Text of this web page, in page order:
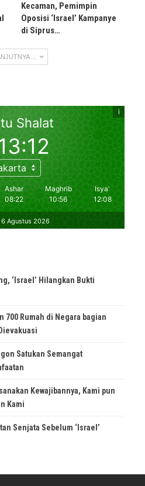
Kecaman, Pemimpin
Oposisi ‘Israel’ Kampanye
di Siprus…
...
‘Israel’ Hilangkan Bukti
700 Rumah di Negara bagian
Satukan Semangat
Kewajibannya, Kami pun
Kami
Senjata Sebelum ‘Israel’